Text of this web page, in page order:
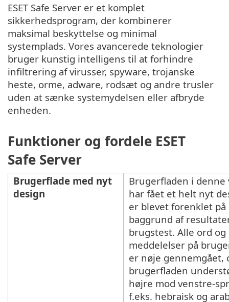
ESET Safe Server er et komplet
sikkerhedsprogram, der kombinerer
maksimal beskyttelse og minimal
systemplads. Vores avancerede teknologier
bruger kunstig intelligens til at forhindre
infiltrering af virusser, spyware, trojanske
heste, orme, adware, rodsæt og andre trusler
uden at sænke systemydelsen eller afbryde
enheden.
Funktioner og fordele ESET
Safe Server
Brugerflade med nyt
design
Brugerfladen i denne
har fået et helt nyt
er blevet forenklet på
baggrund af
brugstest. Alle ord og
meddelelser på
er nøje gennemgået,
brugerfladen
højre mod venstre-
f.eks. hebraisk og